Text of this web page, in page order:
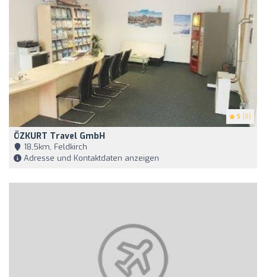
5 (8)
ÖZKURT Travel GmbH
18,5km, Feldkirch
Adresse und Kontaktdaten anzeigen